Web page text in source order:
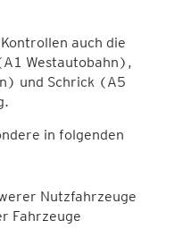
auch die
Westautobahn),
und Schrick (A5
in folgenden
Nutzfahrzeuge
Fahrzeuge